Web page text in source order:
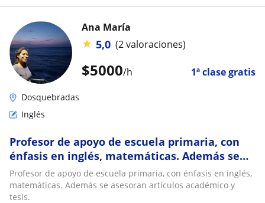
$5000/h 1ª clase gratis
Ana María
★ 5,0 (2 valoraciones)
Dosquebradas
Inglés
Profesor de apoyo de escuela primaria, con
énfasis en inglés, matemáticas. Además se
asesoran artículos académico y tesis
Profesor de apoyo de escuela primaria, con énfasis en inglés,
matemáticas. Además se asesoran artículos académico y
tesis.